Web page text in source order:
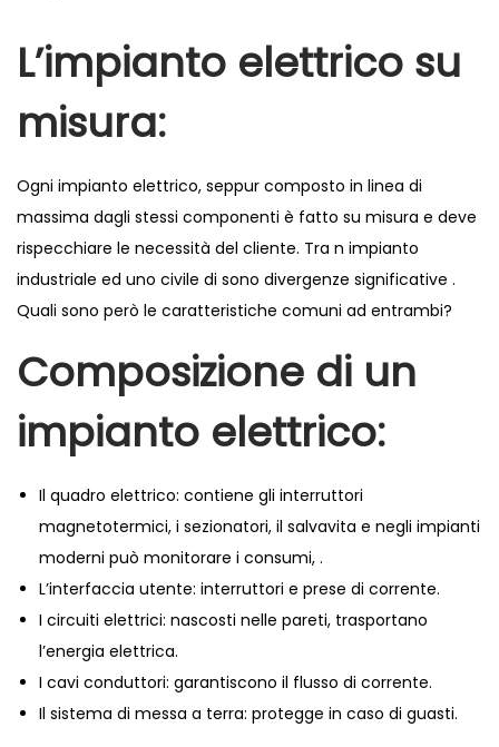
b
c
l
L’impianto elettrico su
misura:
Ogni impianto elettrico, seppur composto in linea di
massima dagli stessi componenti è fatto su misura e deve
rispecchiare le necessità del cliente. Tra n impianto
industriale ed uno civile di sono divergenze significative .
Quali sono però le caratteristiche comuni ad entrambi?
Composizione di un
impianto elettrico:
Il quadro elettrico: contiene gli interruttori
magnetotermici, i sezionatori, il salvavita e negli impianti
moderni può monitorare i consumi, .
L’interfaccia utente: interruttori e prese di corrente.
I circuiti elettrici: nascosti nelle pareti, trasportano
l’energia elettrica.
I cavi conduttori: garantiscono il flusso di corrente.
Il sistema di messa a terra: protegge in caso di guasti.